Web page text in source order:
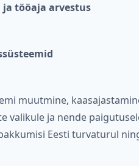
ja tööaja arvestus
muutmine,
valikule ja nende
Eesti turvaturul